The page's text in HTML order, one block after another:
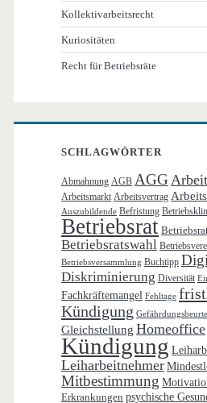
Kollektivarbeitsrecht
Kuriositäten
Recht für Betriebsräte
SCHLAGWÖRTER
Abmahnung AGB AGG
Arbeitsmarkt Arbeitsvertrag
Auszubildende Befristung
Betriebsrat
Betriebsratswahl
Betriebsversammlung Buchtipp
Diskriminierung Diversität
Fachkräftemangel Fehltage
Kündigung
Gleichstellung Homeoffice
Kündigung
Leiharbeitnehmer
Mitbestimmung
Erkrankungen psychische